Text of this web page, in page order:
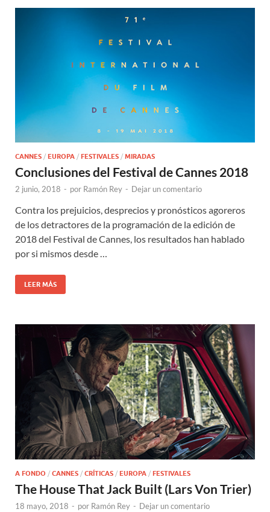
CANNES / EUROPA / FESTIVALES / MIRADAS
Conclusiones del Festival de Cannes 2018
2 junio, 2018 - por Ramón Rey - Dejar un comentario
Contra los prejuicios, desprecios y pronósticos agoreros
de los detractores de la programación de la edición de
2018 del Festival de Cannes, los resultados han hablado
por si mismos desde …
LEER MÁS
A FONDO / CANNES / CRÍTICAS / EUROPA / FESTIVALES
The House That Jack Built (Lars Von Trier)
18 mayo, 2018 - por Ramón Rey - Dejar un comentario